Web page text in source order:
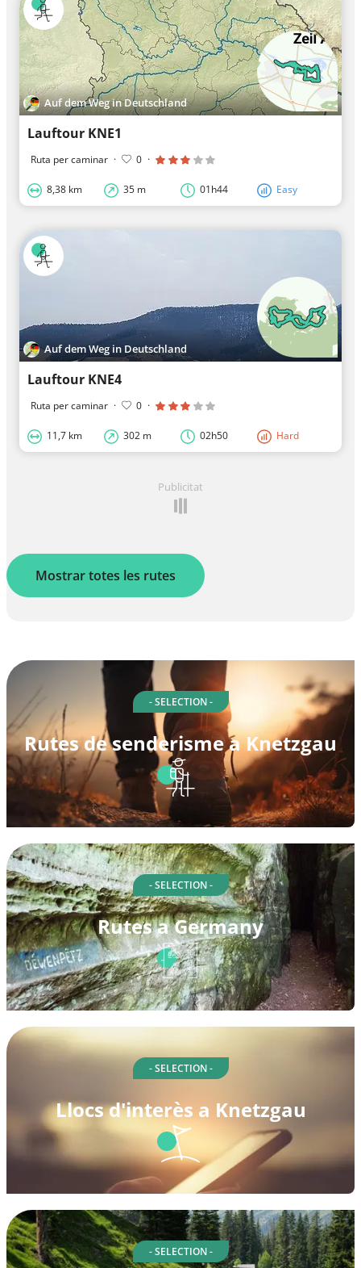
Auf dem Weg in Deutschland
Lauftour KNE1
Ruta per caminar · 0 ·
8,38 km 35 m 01h44 Easy
Auf dem Weg in Deutschland
Lauftour KNE4
Ruta per caminar · 0 ·
11,7 km 302 m 02h50 Hard
Publicitat
Mostrar totes les rutes
- SELECTION -
Rutes de senderisme a Knetzgau
- SELECTION -
Rutes a Germany
- SELECTION -
Llocs d'interès a Knetzgau
- SELECTION -